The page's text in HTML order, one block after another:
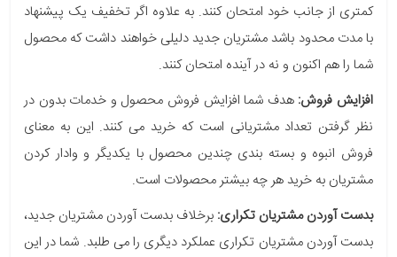
کمتری از جانب خود امتحان کنند. به علاوه اگر تخفیف یک پیشنهاد
با مدت محدود باشد مشتریان جدید دلیلی خواهند داشت که محصول
شما را هم اکنون و نه در آینده امتحان کنند.
افزایش فروش: هدف شما افزایش فروش محصول و خدمات بدون در
نظر گرفتن تعداد مشتریانی است که خرید می کنند. این به معنای
فروش انبوه و بسته بندی چندین محصول با یکدیگر و وادار کردن
مشتریان به خرید هر چه بیشتر محصولات است.
بدست آوردن مشتریان تکراری: برخلاف بدست آوردن مشتریان جدید،
بدست آوردن مشتریان تکراری عملکرد دیگری را می طلبد. شما در این